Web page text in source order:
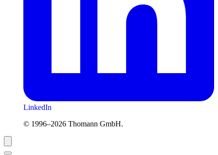
LinkedIn
© 1996–2026 Thomann GmbH.